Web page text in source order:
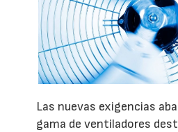
Las nuevas exigencias
gama de ventiladores